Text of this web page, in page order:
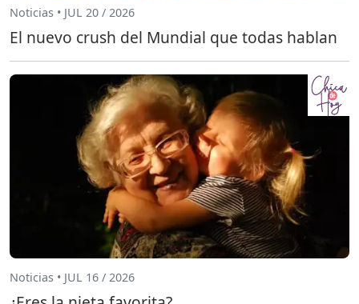
Noticias • JUL 20 / 2026
El nuevo crush del Mundial que todas hablan
Noticias • JUL 16 / 2026